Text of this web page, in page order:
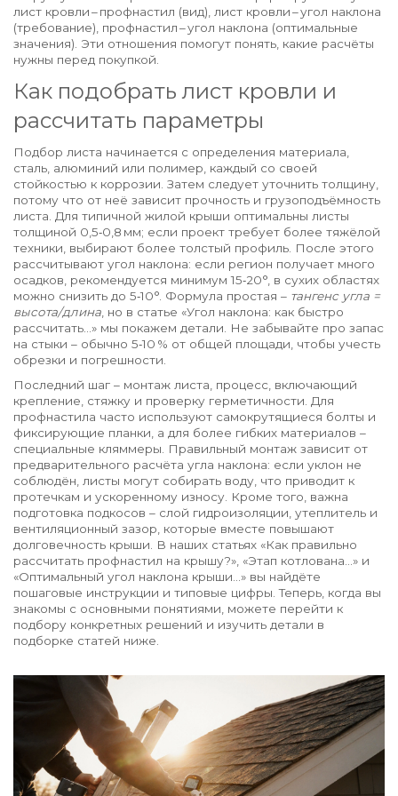
лист кровли – профнастил (вид), лист кровли – угол наклона
(требование), профнастил – угол наклона (оптимальные
значения). Эти отношения помогут понять, какие расчёты
нужны перед покупкой.
Как подобрать лист кровли и
рассчитать параметры
Подбор листа начинается с определения материала
сталь, алюминий или полимер, каждый со своей
стойкостью к коррозии . Затем следует уточнить толщину
потому что от неё зависит прочность и грузоподъёмность
листа . Для типичной жилой крыши оптимальны листы
толщиной 0,5‑0,8 мм; если проект требует более тяжёлой
техники, выбирают более толстый профиль. После этого
рассчитывают угол наклона: если регион получает много
осадков, рекомендуется минимум 15‑20°, в сухих областях
можно снизить до 5‑10°. Формула простая – тангенс угла =
высота/длина , но в статье «Угол наклона: как быстро
рассчитать…» мы покажем детали. Не забывайте про запас
на стыки – обычно 5‑10 % от общей площади, чтобы учесть
обрезки и погрешности.
Последний шаг – монтаж листа процесс, включающий
крепление, стяжку и проверку герметичности . Для
профнастила часто используют самокрутящиеся болты и
фиксирующие планки, а для более гибких материалов –
специальные кляммеры. Правильный монтаж зависит от
предварительного расчёта угла наклона: если уклон не
соблюдён, листы могут собирать воду, что приводит к
протечкам и ускоренному износу. Кроме того, важна
подготовка подкосов – слой гидроизоляции, утеплитель и
вентиляционный зазор, которые вместе повышают
долговечность крыши. В наших статьях «Как правильно
рассчитать профнастил на крышу?», «Этап котлована…» и
«Оптимальный угол наклона крыши…» вы найдёте
пошаговые инструкции и типовые цифры. Теперь, когда вы
знакомы с основными понятиями, можете перейти к
подбору конкретных решений и изучить детали в
подборке статей ниже.